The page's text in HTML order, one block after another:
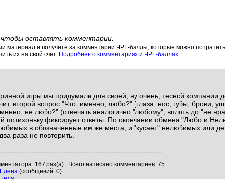
оставлять комментарии.
материал и получите за комментарий ЧРГ-баллы, которые можно потратить
их на свой счет. Подробнее о комментариях и ЧРГ-баллах.
игры мы придумали для своей, ну очень, тесной компании
второй вопрос "Что, именно, любо?" (глаза, нос, губы, брови,
не любо?" (отвечать аналогично "любому", вплоть до "не
потихоньку фиксирует ответы. По окончании обмена "Любо и
в обозначенные им же места, и "кусает" нелюбимых или
раза не повторить.
167 раз(а). Всего написано комментариев: 75.
(сообщений: 0)